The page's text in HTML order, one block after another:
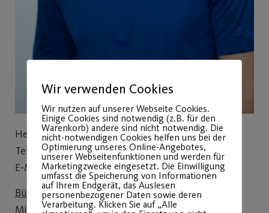
Henry Frankenberger
Tel: 0911-540554763
E-Mail:kindersport@post-sv.de
Bürozeiten (außerhalb der Ferien):
Mittwoch 10-13 Uhr
Wir verwenden Cookies
Wir nutzen auf unserer Webseite Cookies.
Einige Cookies sind notwendig (z.B. für den
Warenkorb) andere sind nicht notwendig. Die
nicht-notwendigen Cookies helfen uns bei der
Optimierung unseres Online-Angebotes,
unserer Webseitenfunktionen und werden für
Marketingzwecke eingesetzt. Die Einwilligung
umfasst die Speicherung von Informationen
auf Ihrem Endgerät, das Auslesen
personenbezogener Daten sowie deren
Verarbeitung. Klicken Sie auf „Alle